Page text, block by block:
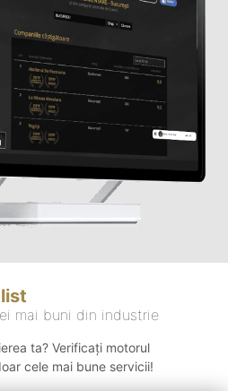
mai buni din industrie
ta? Verificați motorul
cele mai bune servicii!